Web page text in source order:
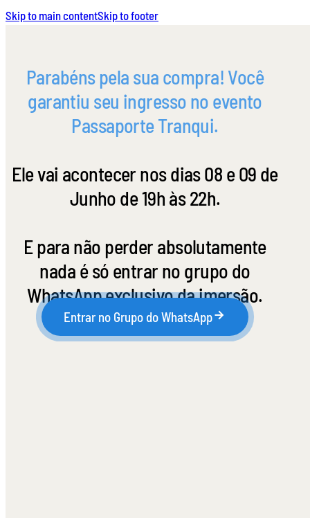
Skip to main contentSkip to footer
Parabéns pela sua compra! Você
garantiu seu ingresso no evento
Passaporte Tranqui.
Ele vai acontecer nos dias 08 e 09 de
Junho de 19h às 22h.
E para não perder absolutamente
nada é só entrar no grupo do
WhatsApp exclusivo da imersão.
Entrar no Grupo do WhatsApp